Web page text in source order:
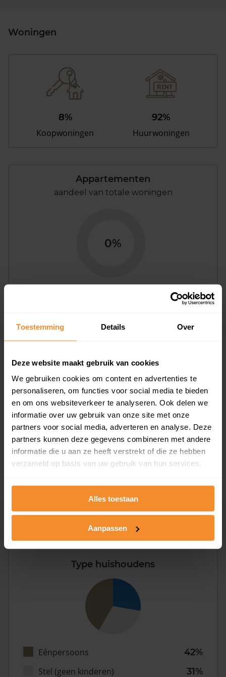
Toestemming Details Over
Deze website maakt gebruik van cookies
We gebruiken cookies om content en advertenties te
personaliseren, om functies voor social media te bieden
en om ons websiteverkeer te analyseren. Ook delen we
informatie over uw gebruik van onze site met onze
partners voor social media, adverteren en analyse. Deze
partners kunnen deze gegevens combineren met andere
informatie die u aan ze heeft verstrekt of die ze hebben
verzameld op basis van uw gebruik van hun services.
Alles toestaan
Aanpassen
Woningen
8%
Koopwoningen
92%
Huurwoningen
Appartementen
aandeel van totale woningen
0%
T/m 1945
0%
1946 - 1980
83%
1981 - 2007
17%
2008 of later
0%
Type huishoudens
Eénpersoons
42%
Stel (geen kinderen)
31%